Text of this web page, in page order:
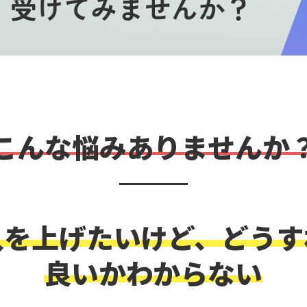
んな悩みありませんか
上げたいけど、どう
良いかわからない